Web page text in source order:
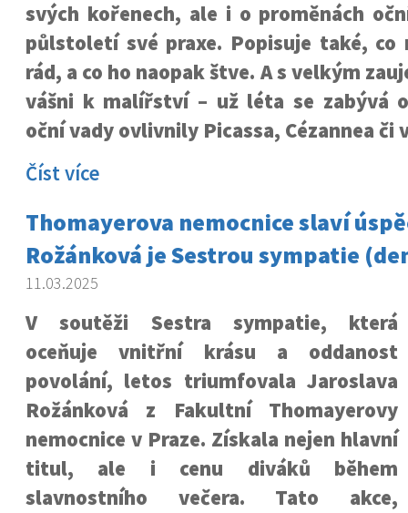
svých kořenech, ale i o proměnách
půlstoletí své praxe. Popisuje také, co
rád, a co ho naopak štve. A s velkým
vášni k malířství – už léta se zabývá
oční vady ovlivnily Picassa, Cézannea či
Číst více
Thomayerova nemocnice slaví
Rožánková je Sestrou sympatie
11.03.2025
V soutěži Sestra sympatie, která
oceňuje vnitřní krásu a oddanost
povolání, letos triumfovala Jaroslava
Rožánková z Fakultní Thomayerovy
nemocnice v Praze. Získala nejen hlavní
titul, ale i cenu diváků během
slavnostního večera. Tato akce,